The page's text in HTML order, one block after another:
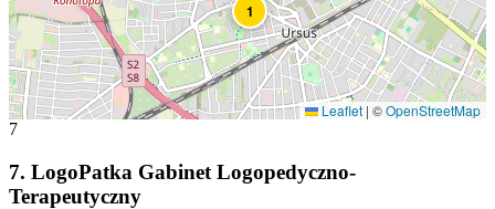
1
Leaflet | ©OpenStreetMap
7
7. LogoPatka Gabinet Logopedyczno-
Terapeutyczny